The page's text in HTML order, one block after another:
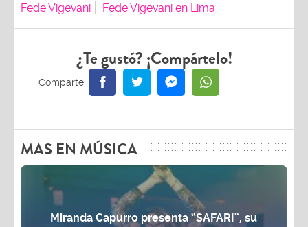
Fede Vigevani Fede Vigevani en Lima
¿Te gustó? ¡Compártelo!
MAS EN MÚSICA
Miranda Capurro presenta “SAFARI”, su